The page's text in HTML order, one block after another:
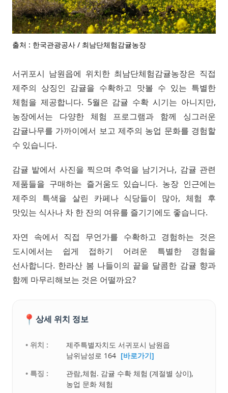
출처 : 한국관광공사 / 최남단체험감귤농장
서귀포시 남원읍에 위치한 최남단체험감귤농장은 직접
제주의 상징인 감귤을 수확하고 맛볼 수 있는 특별한
체험을 제공합니다. 5월은 감귤 수확 시기는 아니지만,
농장에서는 다양한 체험 프로그램과 함께 싱그러운
감귤나무를 가까이에서 보고 제주의 농업 문화를 경험할
수 있습니다.
감귤 밭에서 사진을 찍으며 추억을 남기거나, 감귤 관련
제품들을 구매하는 즐거움도 있습니다. 농장 인근에는
제주의 특색을 살린 카페나 식당들이 많아, 체험 후
맛있는 식사나 차 한 잔의 여유를 즐기기에도 좋습니다.
자연 속에서 직접 무언가를 수확하고 경험하는 것은
도시에서는 쉽게 접하기 어려운 특별한 경험을
선사합니다. 한라산 봄 나들이의 끝을 달콤한 감귤 향과
함께 마무리해보는 것은 어떨까요?
📍 상세 위치 정보
• 위치 :
제주특별자치도 서귀포시 남원읍
남위남성로 164 [바로가기]
• 특징 :
관람,체험. 감귤 수확 체험 (계절별 상이),
농업 문화 체험